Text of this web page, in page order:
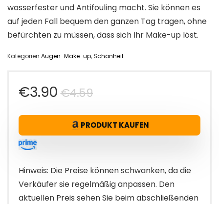
wasserfester und Antifouling macht. Sie können es
auf jeden Fall bequem den ganzen Tag tragen, ohne
befürchten zu müssen, dass sich Ihr Make-up löst.
Kategorien Augen-Make-up,Schönheit
€4.59Ursprünglicher
Preis
war:
€3.90
Aktueller
Preis
ist:
PRODUKT KAUFEN
Hinweis: Die Preise können schwanken, da die
Verkäufer sie regelmäßig anpassen. Den
aktuellen Preis sehen Sie beim abschließenden